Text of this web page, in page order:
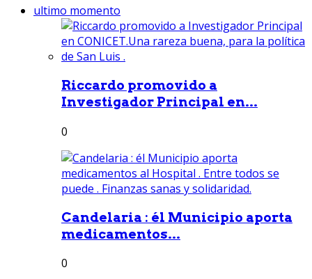
ultimo momento
Riccardo promovido a
Investigador Principal en...
0
Candelaria : él Municipio aporta
medicamentos...
0